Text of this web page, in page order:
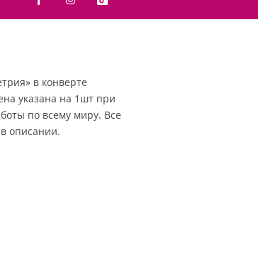
в конверте
указана на 1шт при
по всему миру. Все
описании.